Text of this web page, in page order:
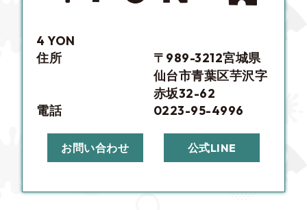
4 YON
住所
〒989-3212宮城県
仙台市青葉区芋沢字
赤坂32-62
電話
0223-95-4996
お問い合わせ 公式LINE